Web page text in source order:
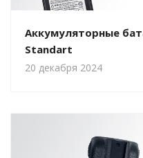
Аккумуляторные
Standart
20 декабря 2024